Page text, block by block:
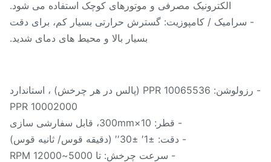
الکترونیک مصرفی و موتورهای کوچک استفاده می شود.
سرامیک / کامپوزیت: گسترش حرارتی بسیار کم، برای دقت
بسیار بالا و محیط های دمای شدید.
- رزولوشن: 10065536 PPR (پالس در هر چرخش) ، استاندارد
10002000 PPR
- قطر: 10×300mm، قابل سفارشی سازی
- دقت: ±1′ ±30′′ (دقیقه قوس/ ثانیه قوس)
- سرعت چرخش: تا 5000~12000 RPM